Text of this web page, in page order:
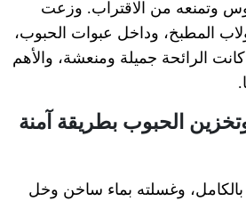
وتمنعه من الاقتراب. وزعت
المطبخ، وداخل عبوات الحبوب،
الرائحة جميلة ومنعشة، والأهم
الحبوب بطريقة آمنة
وغسلته بماء ساخن وخل